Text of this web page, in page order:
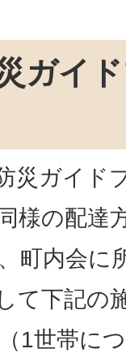
ガイ
災ガイド
様の配達
町内会に
て下記の
1世帯に